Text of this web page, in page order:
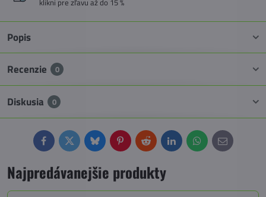
klikni pre zľavu až do 15 %
Popis
Recenzie 0
Diskusia 0
FacebookTwitterBlueskyPinterestReddit LinkedInWhatsApp
E-
mail
Najpredávanejšie produkty